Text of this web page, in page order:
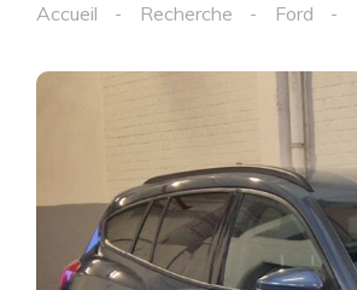
Accueil Recherche Ford